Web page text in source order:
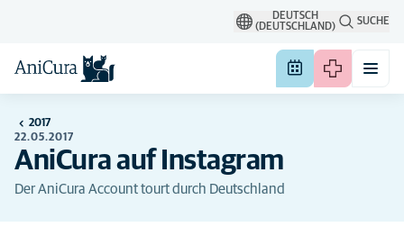
DEUTSCH
(DEUTSCHLAND)
SUCHE
2017
22.05.2017
AniCura auf Instagram
Der AniCura Account tourt durch Deutschland